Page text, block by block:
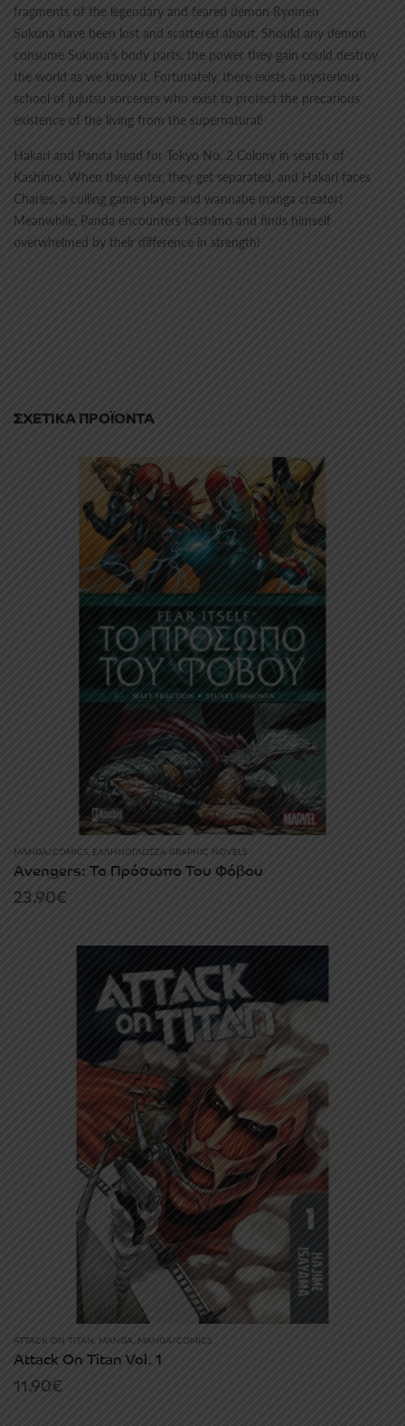
fragments of the legendary and feared demon Ryomen
Sukuna have been lost and scattered about. Should any demon
consume Sukuna’s body parts, the power they gain could destroy
the world as we know it. Fortunately, there exists a mysterious
school of jujutsu sorcerers who exist to protect the precarious
existence of the living from the supernatural!
Hakari and Panda head for Tokyo No. 2 Colony in search of
Kashimo. When they enter, they get separated, and Hakari faces
Charles, a culling game player and wannabe manga creator!
Meanwhile, Panda encounters Kashimo and finds himself
overwhelmed by their difference in strength!
ΣΧΕΤΙΚΆ ΠΡΟΪΌΝΤΑ
MANGA/COMICS ΕΛΛΗΝΌΓΛΩΣΣΑ GRAPHIC NOVELS
Avengers: Το Πρόσωπο Του Φόβου
23.90€
ATTACK ON TITAN MANGA MANGA/COMICS
Attack On Titan Vol. 1
11.90€